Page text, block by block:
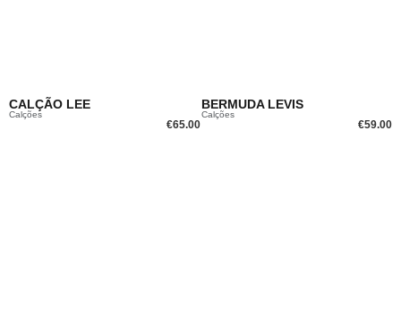
CALÇÃO LEE
Calções
€65.00
BERMUDA LEVIS
Calções
€59.00